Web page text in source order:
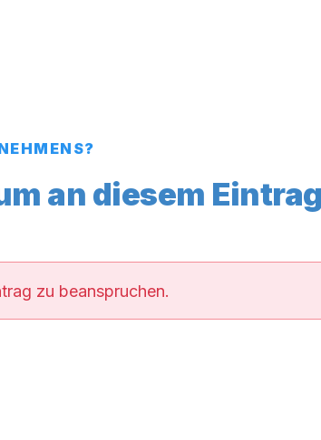
an diesem
zu beanspruchen.